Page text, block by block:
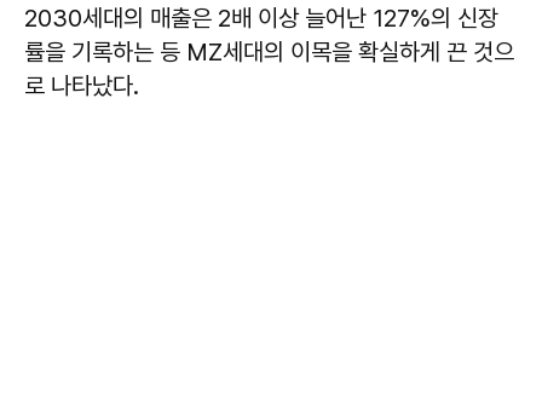
2030세대의 매출은 2배 이상 늘어난 127%의 신장
률을 기록하는 등 MZ세대의 이목을 확실하게 끈 것으
로 나타났다.